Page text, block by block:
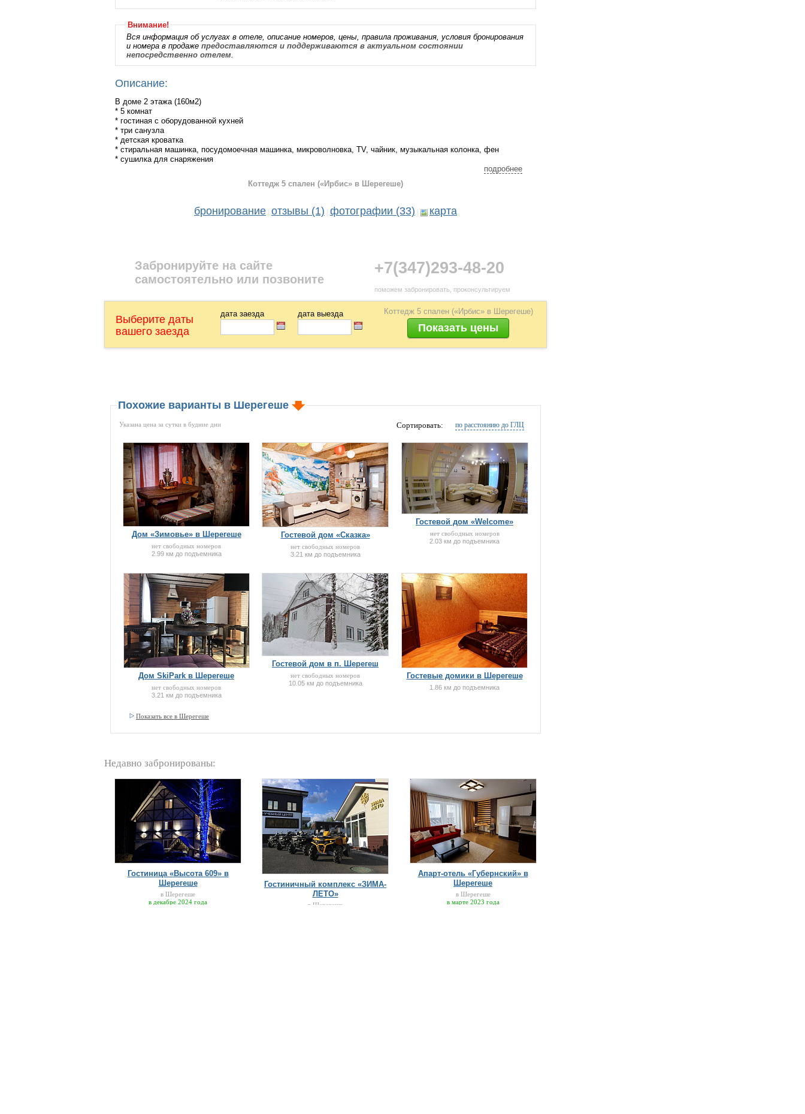
Внимание!
Вся информация об услугах в отеле, описание номеров, цены, правила проживания, условия бронирования
и номера в продаже предоставляются и поддерживаются в актуальном состоянии
непосредственно отелем.
Описание:
В доме 2 этажа (160м2)
* 5 комнат
* гостиная с оборудованной кухней
* три санузла
* детская кроватка
* стиральная машинка, посудомоечная машинка, микроволновка, TV, чайник, музыкальная колонка, фен
* сушилка для снаряжения
* теннисный стол (летом)
подробнее
Коттедж 5 спален («Ирбис» в Шерегеше)
бронирование отзывы (1) фотографии (33) карта
+7(347)293-48-20
поможем забронировать, проконсультируем
Забронируйте на сайте
самостоятельно или позвоните
Выберите даты
вашего заезда
дата заезда дата выезда Коттедж 5 спален («Ирбис» в Шерегеше)
Похожие варианты в Шерегеше
по расстоянию до ГЛЦ
Сортировать:
Указана цена за сутки в будние дни
Дом «Зимовье» в Шерегеше
нет свободных номеров
2.99 км до подъемника
Гостевой дом «Сказка»
нет свободных номеров
3.21 км до подъемника
Гостевой дом «Welcome»
нет свободных номеров
2.03 км до подъемника
Дом SkiPark в Шерегеше
нет свободных номеров
3.21 км до подъемника
Гостевой дом в п. Шерегеш
нет свободных номеров
10.05 км до подъемника
Гостевые домики в Шерегеше
1.86 км до подъемника
Показать все в Шерегеше
Недавно забронированы:
Гостиница «Высота 609» в
Шерегеше
в Шерегеше
в декабре 2024 года
Гостиничный комплекс «ЗИМА-
ЛЕТО»
в Шерегеше
Апарт-отель «Губернский» в
Шерегеше
в Шерегеше
в марте 2023 года